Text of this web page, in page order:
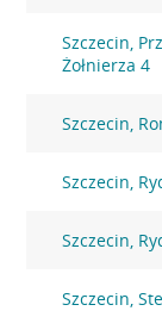
Szczecin,
Żołnierza 4
Szczecin,
Szczecin,
Szczecin,
Szczecin,